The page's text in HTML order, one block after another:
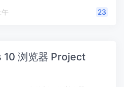
上午 23
浏览器 Project